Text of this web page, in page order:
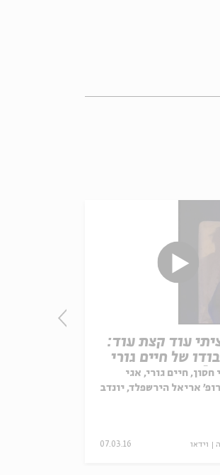
עוד קצת עוד:
של חיים גורי
חסון, חיים גורי, אגי
אריאל הירשפלד, יונדב
וידאו 07.03.16